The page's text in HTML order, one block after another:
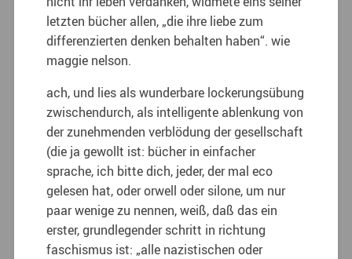
letzten bücher allen, „die ihre liebe zum
differenzierten denken behalten haben“. wie
maggie nelson.
ach, und lies als wunderbare lockerungsübung
zwischendurch, als intelligente ablenkung von
der zunehmenden verblödung der gesellschaft
(die ja gewollt ist: bücher in einfacher
sprache, ich bitte dich, jeder, der mal eco
gelesen hat, oder orwell oder silone, um nur
paar wenige zu nennen, weiß, daß das ein
erster, grundlegender schritt in richtung
faschismus ist: „alle nazistischen oder